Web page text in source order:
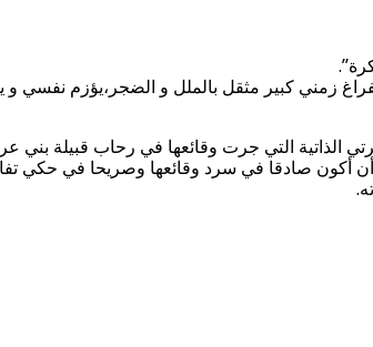
زمني كبير مثقل بالملل و الضجر،يؤزم
أن أكون صادقا في سرد وقائعها وصريحا في حكي